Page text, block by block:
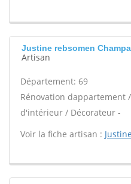
Justine rebsomen
Artisan
Département: 69
Rénovation
d'intérieur / Décorateur -
Voir la fiche artisan :